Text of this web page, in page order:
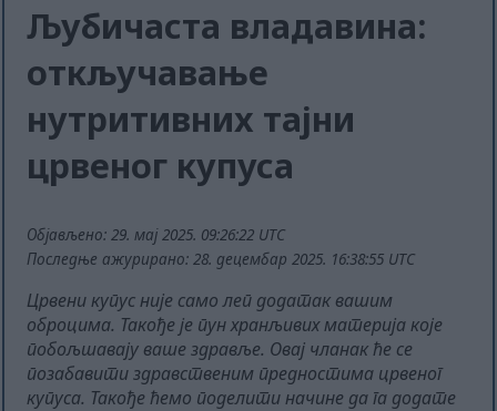
Љубичаста владавина:
откључавање
нутритивних тајни
црвеног купуса
Објављено: 29. мај 2025. 09:26:22 UTC
Последње ажурирано: 28. децембар 2025. 16:38:55 UTC
Црвени купус није само леп додатак вашим
оброцима. Такође је пун хранљивих материја које
побољшавају ваше здравље. Овај чланак ће се
позабавити здравственим предностима црвеног
купуса. Такође ћемо поделити начине да га додате